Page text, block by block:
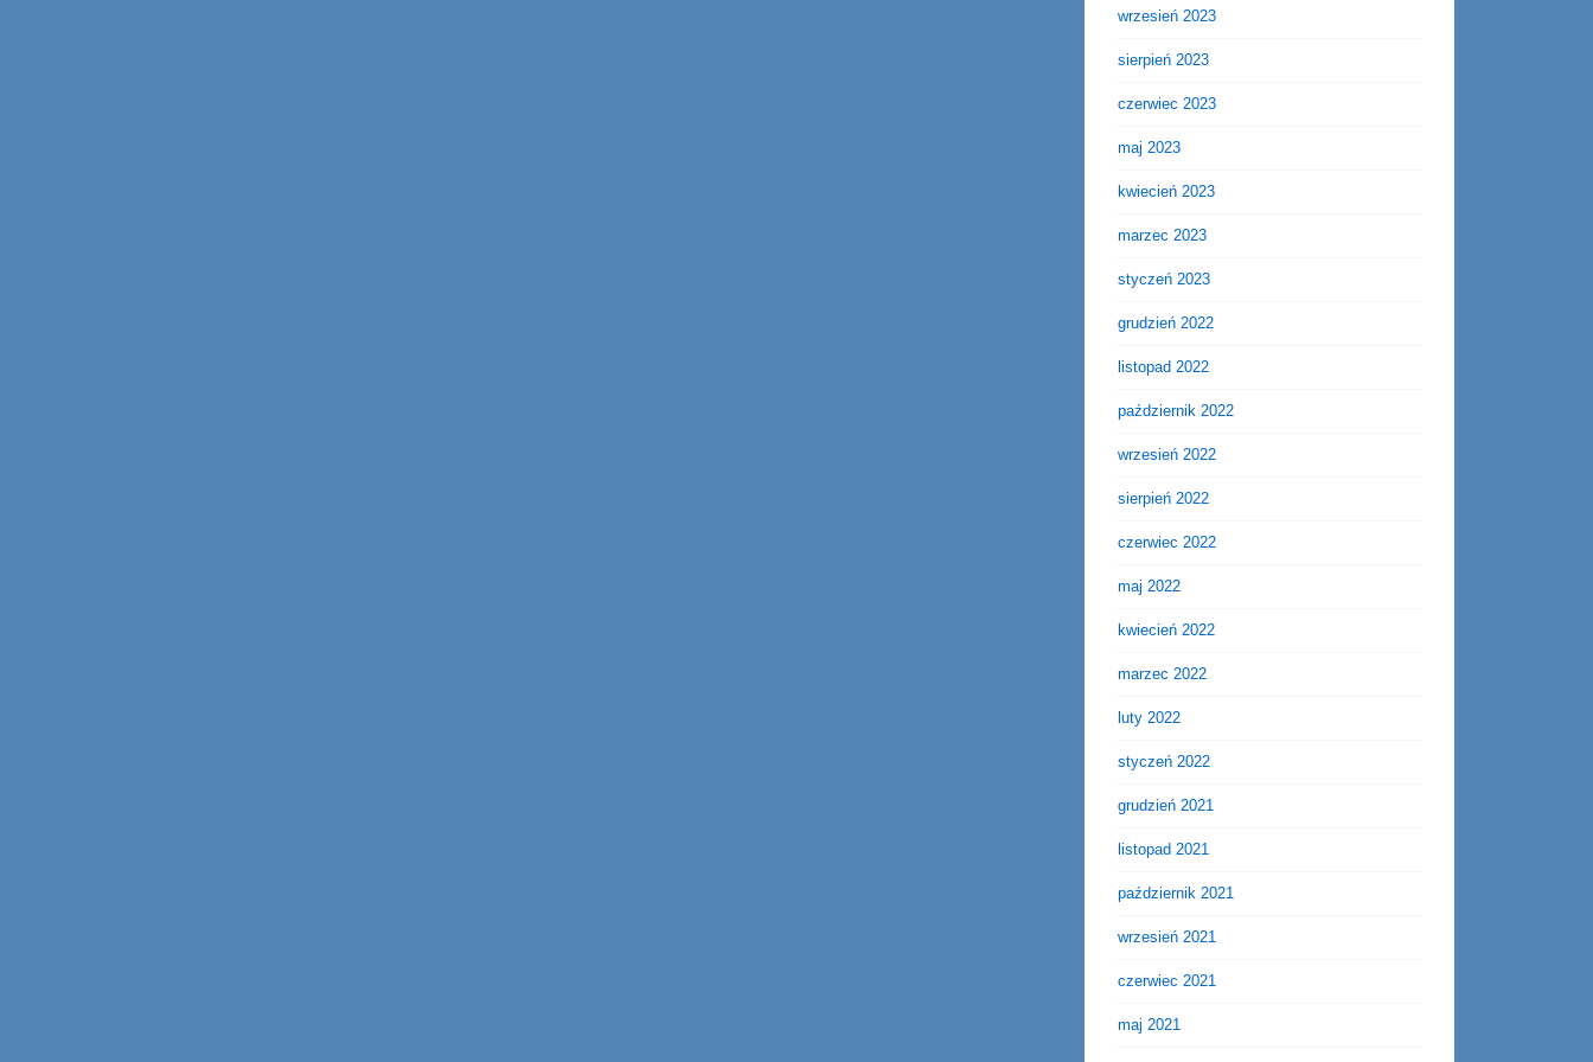
wrzesień 2023
sierpień 2023
czerwiec 2023
maj 2023
kwiecień 2023
marzec 2023
styczeń 2023
grudzień 2022
listopad 2022
październik 2022
wrzesień 2022
sierpień 2022
czerwiec 2022
maj 2022
kwiecień 2022
marzec 2022
luty 2022
styczeń 2022
grudzień 2021
listopad 2021
październik 2021
wrzesień 2021
czerwiec 2021
maj 2021